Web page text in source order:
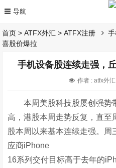
首页 >ATFX外汇 >ATFX注册
喜股价爆拉
手机设备股连续走强，
作者 : atfx外汇
本周美股科技股屡创强势
高，港股本周走势反复，直至
股本周以来基本连续走强。
应商iPhone
16系列交付目标高于去年的